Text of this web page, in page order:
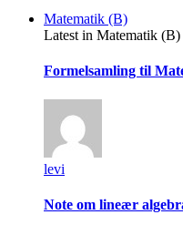
Matematik (B)
Latest in Matematik (B)
Formelsamling til
levi
Note om lineær